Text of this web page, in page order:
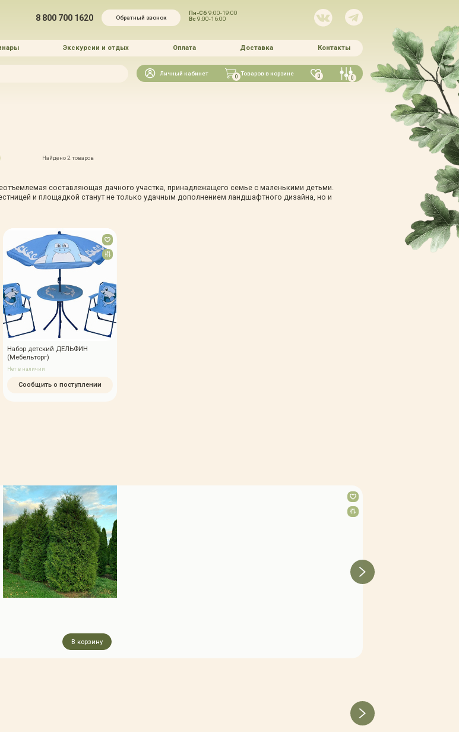
8 800 700 1620 Обратный звонок
Пн-Сб9:00-19:00
Вс9:00-16:00
Экскурсии и отдых Оплата Доставка Контакты
Искать
Личный кабинет 0 Товаров в корзине 0 0
Найдено 2 товаров
составляющая дачного участка, принадлежащего семье с маленькими детьми.
и площадкой станут не только удачным дополнением ландшафтного дизайна, но и
Набор детский ДЕЛЬФИН
(Мебельторг)
Нет в наличии
Сообщить о поступлении
В корзину